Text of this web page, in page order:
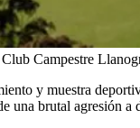
Club Campestre
y muestra
una brutal agresión a